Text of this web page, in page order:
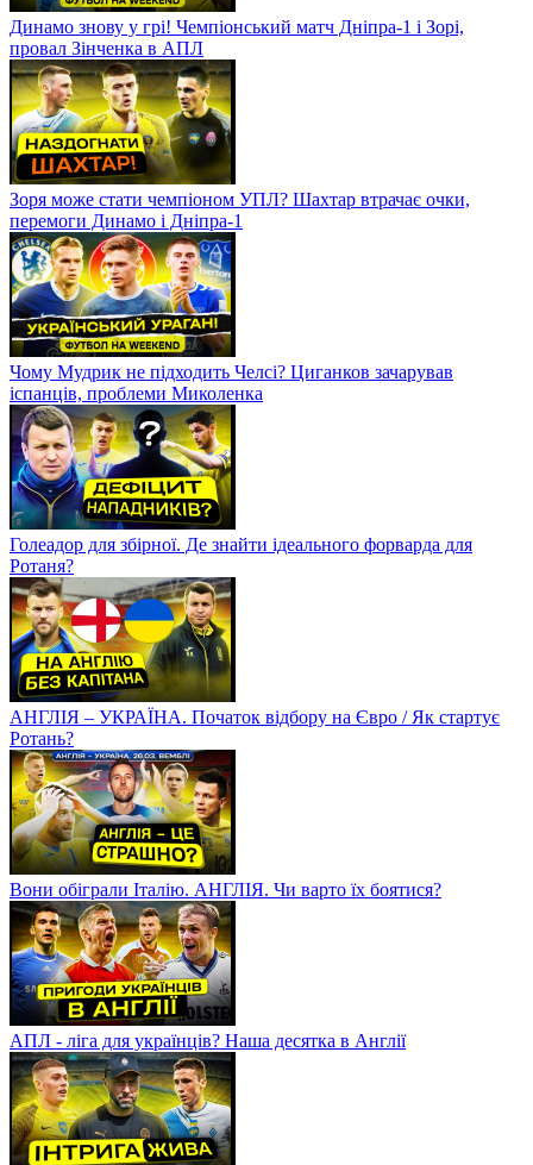
Динамо знову у грі! Чемпіонський матч Дніпра-1 і Зорі,
провал Зінченка в АПЛ
Зоря може стати чемпіоном УПЛ? Шахтар втрачає очки,
перемоги Динамо і Дніпра-1
Чому Мудрик не підходить Челсі? Циганков зачарував
іспанців, проблеми Миколенка
Голеадор для збірної. Де знайти ідеального форварда для
Ротаня?
АНГЛІЯ – УКРАЇНА. Початок відбору на Євро / Як стартує
Ротань?
Вони обіграли Італію. АНГЛІЯ. Чи варто їх боятися?
АПЛ - ліга для українців? Наша десятка в Англії